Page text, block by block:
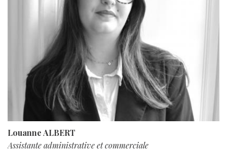
Louanne ALBERT
Assistante administrative et commerciale